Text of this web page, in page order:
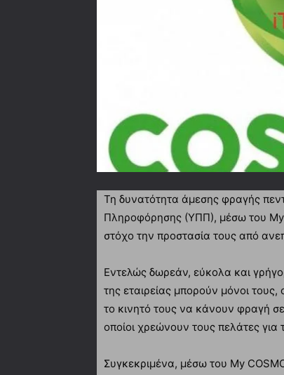
Τη δυνατότητα άμεσης φραγής
Πληροφόρησης (ΥΠΠ), μέσω του My
στόχο την προστασία τους από
Εντελώς δωρεάν, εύκολα και
της εταιρείας μπορούν μόνοι
το κινητό τους να κάνουν φραγή
οποίοι χρεώνουν τους πελάτες
Συγκεκριμένα, μέσω του My